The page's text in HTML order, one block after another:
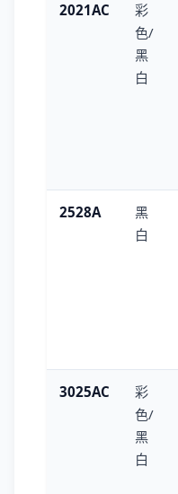
2021AC
彩
色/
黑
白
2528A
黑
白
3025AC
彩
色/
黑
白